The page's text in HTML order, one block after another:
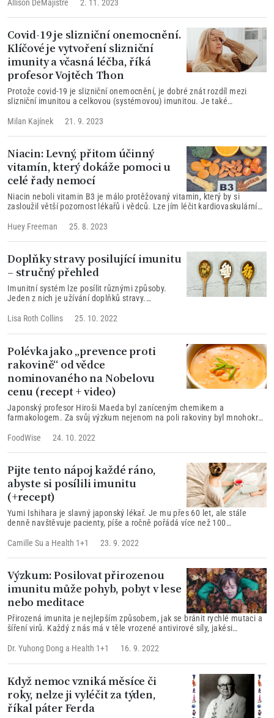
Allison DeMajistre 2. 11. 2023
Covid-19 je slizniční onemocnění.
Klíčové je vytvoření slizniční
imunity a včasná léčba, říká
profesor Vojtěch Thon
Protože covid-19 je slizniční onemocnění, je dobré znát rozdíl mezi
slizniční imunitou a celkovou (systémovou) imunitou. Je také
Kloktáním „jodovaným povidonem“ lze významně zredukovat virovou
Milan Kajínek 21. 9. 2023
Niacin: Levný, přitom účinný
vitamín, který dokáže pomoci u
celé řady nemocí
Niacin neboli vitamin B3 je málo protěžovaný vitamin, který by si
zasloužil větší pozornost lékařů i vědců. Lze jím léčit kardiovaskulární
Huey Freeman
25. 8. 2023
Doplňky stravy posilující imunitu
– stručný přehled
Imunitní systém lze posílit různými způsoby.
Jeden z nich je užívání doplňků stravy.
že dokáží obranyschopnost organismu
Lisa Roth Collins 25. 10. 2022
Polévka jako „prevence proti
rakovině“ od vědce
nominovaného na Nobelovu
cenu (recept + video)
Japonský profesor Hiroši Maeda byl zaníceným chemikem a
farmakologem. Za svůj výzkum nejenom na poli rakoviny byl mnohokrát
protirakovinově.
FoodWise 24. 10. 2022
Pijte tento nápoj každé ráno,
abyste si posílili imunitu
(+recept)
Yumi Ishihara je slavný japonský lékař. Je mu přes 60 let, ale stále
denně navštěvuje pacienty, píše a ročně pořádá více než 100
podělil ve své knize Pročištěte své tělo. Jeho každodenní rutinou je
Camille Su a Health 1+1 23. 9. 2022
Výzkum: Posilovat přirozenou
imunitu může pohyb, pobyt v lese
nebo meditace
Přirozená imunita je nejlepším způsobem, jak se bránit rychlé mutaci a
šíření virů. Každý z nás má v těle vrozené antivirové síly, jakési
systém.
Dr. Yuhong Dong a Health 1+1 16. 9. 2022
Když nemoc vzniká měsíce či
roky, nelze ji vyléčit za týden,
říkal páter Ferda